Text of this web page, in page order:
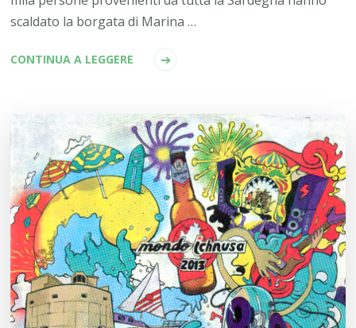
scaldato la borgata di Marina …
CONTINUA A LEGGERE